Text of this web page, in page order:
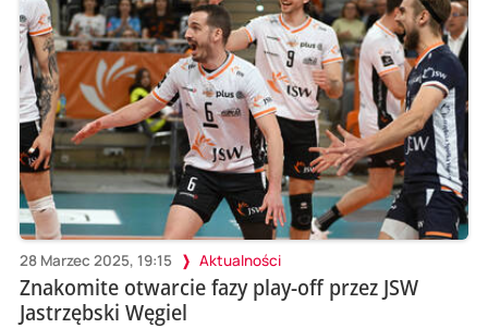
28 Marzec 2025, 19:15 Aktualności
Znakomite otwarcie fazy play-off przez JSW
Jastrzębski Węgiel